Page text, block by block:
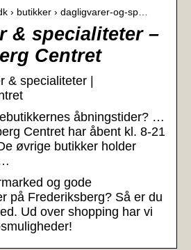
› butikker › dagligvarer-og-sp…
& specialiteter –
Centret
& specialiteter |
åbningstider? …
Centret har åbent kl. 8-21
øvrige butikker holder
og gode
på Frederiksberg? Så er du
Ud over shopping har vi